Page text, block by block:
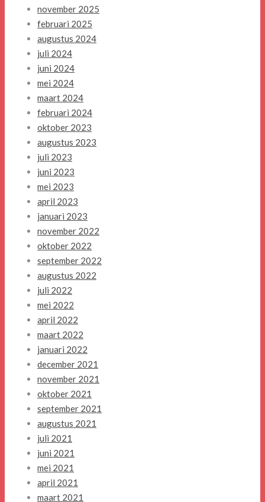
november 2025
februari 2025
augustus 2024
juli 2024
juni 2024
mei 2024
maart 2024
februari 2024
oktober 2023
augustus 2023
juli 2023
juni 2023
mei 2023
april 2023
januari 2023
november 2022
oktober 2022
september 2022
augustus 2022
juli 2022
mei 2022
april 2022
maart 2022
januari 2022
december 2021
november 2021
oktober 2021
september 2021
augustus 2021
juli 2021
juni 2021
mei 2021
april 2021
maart 2021